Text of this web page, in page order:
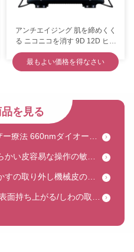
アンチエイジング 肌を締めくく
る ニコニコを消す 9D 12D ヒフ
ーマシン
最もよい価格を得なさい
を見る
PMSTループPEMF療法マシン 人間の疼痛緩和 動物のヘルスケア
360 角 周囲 セルライト 減少 クリオ プレート と EMS スリムニング マシン
2 in 1 クリオプレートと EMS スライミングマシン 脂肪凍結 肌の緊縮
E ライト IPL RF 色素形成の取り外しのための多機能美装置の安全
イト IPL RF マシン
携帯用セリウムは機械に新しい表紙を付ける1枚のシステム皮に付き僅かの二酸化炭素レーザー機械2枚を承認した